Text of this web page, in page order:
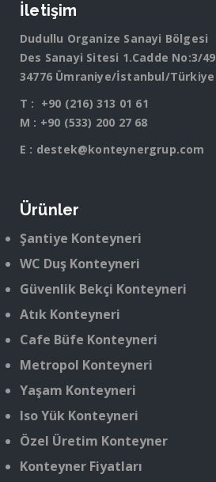
İletişim
Dudullu Organize Sanayi Bölgesi
Des Sanayi Sitesi 1.Cadde No:3/49
34776 Ümraniye/İstanbul/Türkiye
T : +90 (216) 313 01 61
M : +90 (533) 200 27 68
E : destek@konteynergrup.com
Ürünler
Şantiye Konteyneri
WC Duş Konteyneri
Güvenlik Bekçi Konteyneri
Atık Konteyneri
Cafe Büfe Konteyneri
Metropol Konteyneri
Yaşam Konteyneri
Iso Yük Konteyneri
Özel Üretim Konteyner
Konteyner Fiyatları